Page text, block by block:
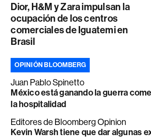
Dior, H&M y Zara impulsan la
ocupación de los centros
comerciales de Iguatemi en
Brasil
OPINIÓN BLOOMBERG
Juan Pablo Spinetto
México está ganando la guerra
la hospitalidad
Editores de Bloomberg Opinion
Kevin Warsh tiene que dar algunas